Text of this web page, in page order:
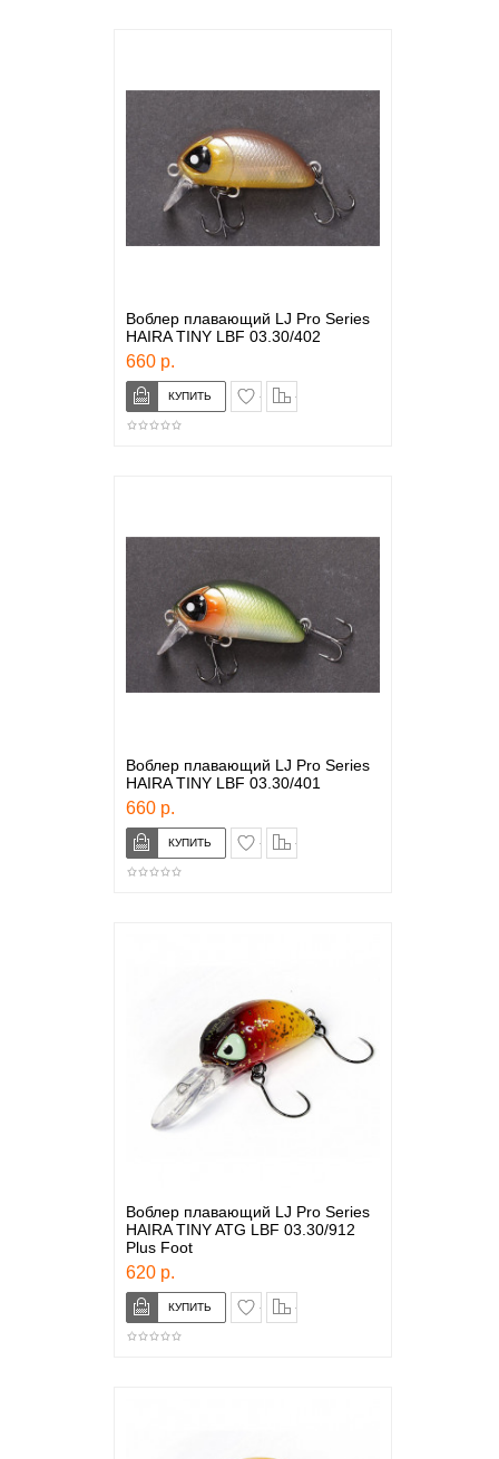
Воблер плавающий LJ Pro Series
HAIRA TINY LBF 03.30/402
660 р.
в закладки
Воблер плавающий LJ Pro Series
HAIRA TINY LBF 03.30/401
660 р.
в закладки
Воблер плавающий LJ Pro Series
HAIRA TINY ATG LBF 03.30/912
Plus Foot
620 р.
в закладки